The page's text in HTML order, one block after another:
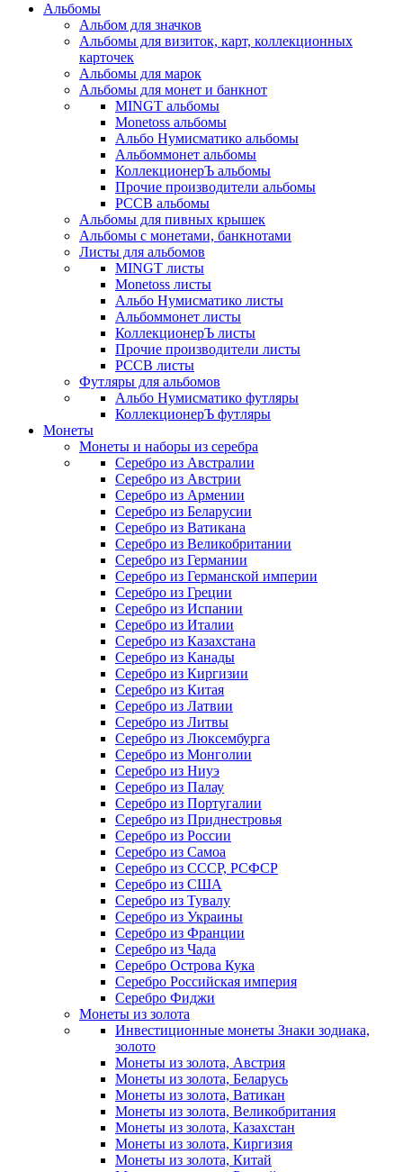
Альбомы
Альбом для значков
Альбомы для визиток, карт, коллекционных
карточек
Альбомы для марок
Альбомы для монет и банкнот
MINGT альбомы
Monetoss альбомы
Альбо Нумисматико альбомы
Альбоммонет альбомы
КоллекционерЪ альбомы
Прочие производители альбомы
РССВ альбомы
Альбомы для пивных крышек
Альбомы с монетами, банкнотами
Листы для альбомов
MINGT листы
Monetoss листы
Альбо Нумисматико листы
Альбоммонет листы
КоллекционерЪ листы
Прочие производители листы
РССВ листы
Футляры для альбомов
Альбо Нумисматико футляры
КоллекционерЪ футляры
Монеты
Монеты и наборы из серебра
Серебро из Австралии
Серебро из Австрии
Серебро из Армении
Серебро из Беларусии
Серебро из Ватикана
Серебро из Великобритании
Серебро из Германии
Серебро из Германской империи
Серебро из Греции
Серебро из Испании
Серебро из Италии
Серебро из Казахстана
Серебро из Канады
Серебро из Киргизии
Серебро из Китая
Серебро из Латвии
Серебро из Литвы
Серебро из Люксембурга
Серебро из Монголии
Серебро из Ниуэ
Серебро из Палау
Серебро из Португалии
Серебро из Приднестровья
Серебро из России
Серебро из Самоа
Серебро из СССР, РСФСР
Серебро из США
Серебро из Тувалу
Серебро из Украины
Серебро из Франции
Серебро из Чада
Серебро Острова Кука
Серебро Российская империя
Серебро Фиджи
Монеты из золота
Инвестиционные монеты Знаки зодиака,
золото
Монеты из золота, Австрия
Монеты из золота, Беларусь
Монеты из золота, Ватикан
Монеты из золота, Великобритания
Монеты из золота, Казахстан
Монеты из золота, Киргизия
Монеты из золота, Китай